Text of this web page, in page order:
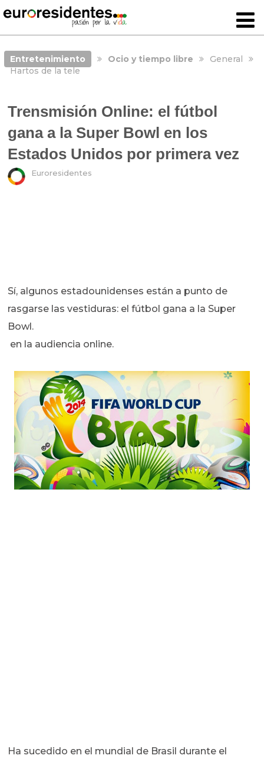
Entretenimiento Ocio y tiempo libre
General
Hartos de la tele
Trensmisión Online: el fútbol
gana a la Super Bowl en los
Estados Unidos por primera vez
Euroresidentes
Sí, algunos estadounidenses están a punto de
rasgarse las vestiduras: el fútbol gana a la Super
Bowl.
en la audiencia online.
Ha sucedido en el mundial de Brasil durante el